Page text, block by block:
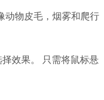
动物皮毛，烟雾和爬行
效果。 只需将鼠标悬